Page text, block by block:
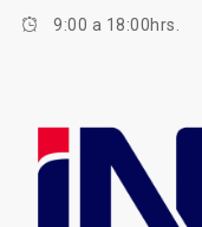
9:00 a 18:00hrs.